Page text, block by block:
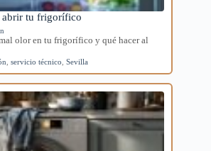
abrir tu frigorífico
olor en tu frigorífico y qué hacer al
servicio técnico Sevilla